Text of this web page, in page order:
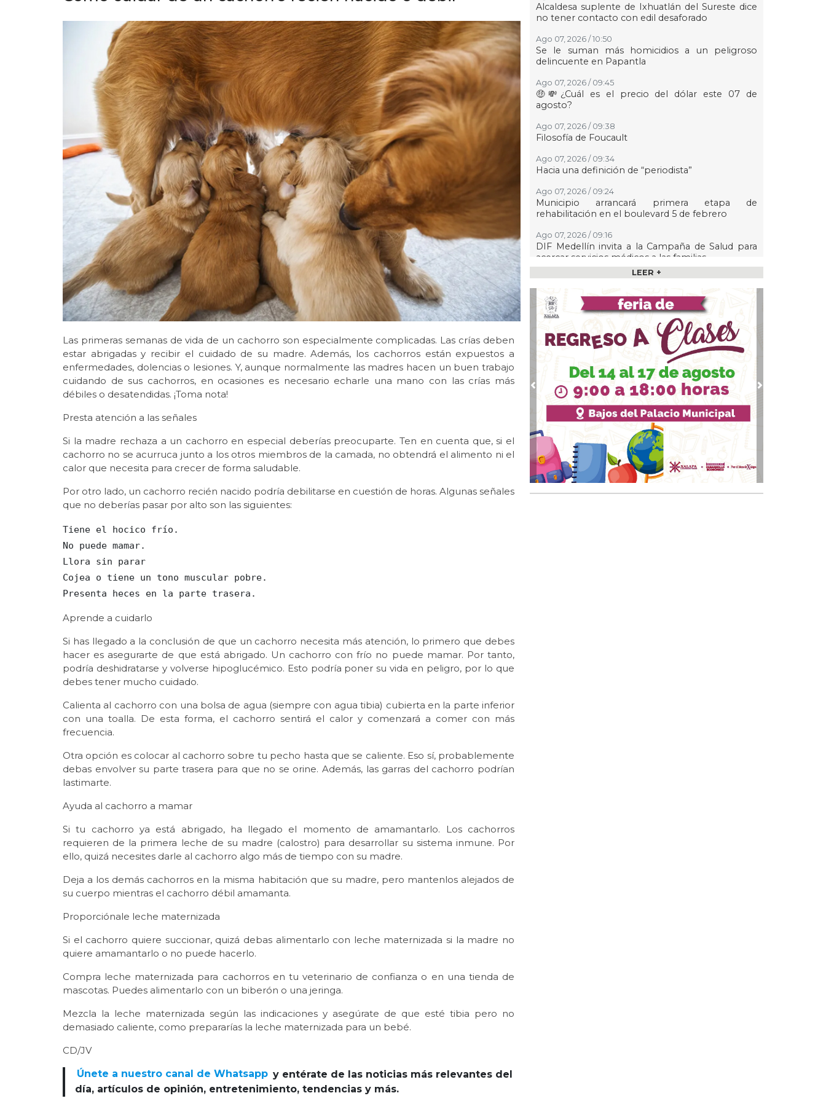
Las primeras semanas de vida de un cachorro son especialmente complicadas. Las crías deben
estar abrigadas y recibir el cuidado de su madre. Además, los cachorros están expuestos a
enfermedades, dolencias o lesiones. Y, aunque normalmente las madres hacen un buen trabajo
cuidando de sus cachorros, en ocasiones es necesario echarle una mano con las crías más
débiles o desatendidas. ¡Toma nota!
Presta atención a las señales
Si la madre rechaza a un cachorro en especial deberías preocuparte. Ten en cuenta que, si el
cachorro no se acurruca junto a los otros miembros de la camada, no obtendrá el alimento ni el
calor que necesita para crecer de forma saludable.
Por otro lado, un cachorro recién nacido podría debilitarse en cuestión de horas. Algunas señales
que no deberías pasar por alto son las siguientes:
Tiene el hocico frío.
No puede mamar.
Llora sin parar
Cojea o tiene un tono muscular pobre.
Presenta heces en la parte trasera.
Aprende a cuidarlo
Si has llegado a la conclusión de que un cachorro necesita más atención, lo primero que debes
hacer es asegurarte de que está abrigado. Un cachorro con frío no puede mamar. Por tanto,
podría deshidratarse y volverse hipoglucémico. Esto podría poner su vida en peligro, por lo que
debes tener mucho cuidado.
Calienta al cachorro con una bolsa de agua (siempre con agua tibia) cubierta en la parte inferior
con una toalla. De esta forma, el cachorro sentirá el calor y comenzará a comer con más
frecuencia.
Otra opción es colocar al cachorro sobre tu pecho hasta que se caliente. Eso sí, probablemente
debas envolver su parte trasera para que no se orine. Además, las garras del cachorro podrían
lastimarte.
Ayuda al cachorro a mamar
Si tu cachorro ya está abrigado, ha llegado el momento de amamantarlo. Los cachorros
requieren de la primera leche de su madre (calostro) para desarrollar su sistema inmune. Por
ello, quizá necesites darle al cachorro algo más de tiempo con su madre.
Deja a los demás cachorros en la misma habitación que su madre, pero mantenlos alejados de
su cuerpo mientras el cachorro débil amamanta.
Proporciónale leche maternizada
Si el cachorro quiere succionar, quizá debas alimentarlo con leche maternizada si la madre no
quiere amamantarlo o no puede hacerlo.
Compra leche maternizada para cachorros en tu veterinario de confianza o en una tienda de
mascotas. Puedes alimentarlo con un biberón o una jeringa.
Mezcla la leche maternizada según las indicaciones y asegúrate de que esté tibia pero no
demasiado caliente, como prepararías la leche maternizada para un bebé.
CD/JV
Únete a nuestro canal de Whatsapp y entérate de las noticias más relevantes del
día, artículos de opinión, entretenimiento, tendencias y más.
Alcaldesa suplente de Ixhuatlán del Sureste dice
no tener contacto con edil desaforado
Ago 07, 2026 / 10:50
Se le suman más homicidios a un peligroso
delincuente en Papantla
Ago 07, 2026 / 09:45
🤑💸¿Cuál es el precio del dólar este 07 de
agosto?
Ago 07, 2026 / 09:38
Filosofía de Foucault
Ago 07, 2026 / 09:34
Hacia una definición de “periodista”
Ago 07, 2026 / 09:24
Municipio arrancará primera etapa de
rehabilitación en el boulevard 5 de febrero
Ago 07, 2026 / 09:16
DIF Medellín invita a la Campaña de Salud para
acercar servicios médicos a las familias
Ago 07, 2026 / 08:23
La mañanera de Claudia Sheinbaum 07/08/2026
Ago 07, 2026 / 08:03
¡Buen día! Excelente viernes, así amaneció
Cambio Digital 👍
Ago 07, 2026 / 07:11
Fetichismo o sentir placer por cosas extrañas ¿es
normal?
Ago 07, 2026 / 07:00
🎉🎂👏 Santoral 07/08/2026
Ago 07, 2026 / 05:30
Carlota de México: la última emperatriz del país
LEER +
Previous Next